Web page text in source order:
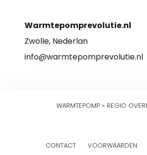
Warmtepomprevolutie.nl
Zwolle, Nederlan
info@warmtepomprevolutie.nl
WARMTEPOMP» REGIO
CONTACT VOORWAARDEN